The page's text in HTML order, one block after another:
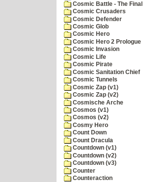
Cosmic Battle - The
Cosmic Crusaders
Cosmic Defender
Cosmic Glob
Cosmic Hero
Cosmic Hero 2 Prologue
Cosmic Invasion
Cosmic Life
Cosmic Pirate
Cosmic Sanitation Chief
Cosmic Tunnels
Cosmic Zap (v1)
Cosmic Zap (v2)
Cosmische Arche
Cosmos (v1)
Cosmos (v2)
Cosmy Hero
Count Down
Count Dracula
Countdown (v1)
Countdown (v2)
Countdown (v3)
Counter
Counteraction